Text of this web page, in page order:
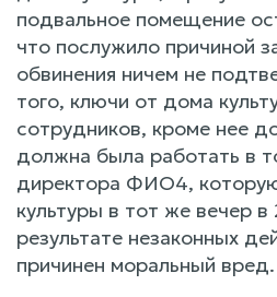
подвальное помещение
что послужило причиной
обвинения ничем не
того, ключи от дома
сотрудников, кроме нее
должна была работать в
директора ФИО4,
культуры в тот же вечер
результате незаконных
причинен моральный вред.